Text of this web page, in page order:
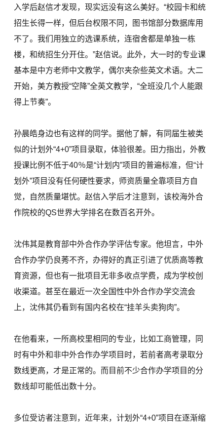
入学后赵信才发现，现实远没有这么美好。“校园卡和统
招生长得一样，但后台权限不同，图书馆部分数据库用
不了。我们用独立的选课系统，连宿舍都是单独一栋
楼，和统招生分开住。”赵信说。此外，大一时的专业课
基本是中方老师中文教学，偶尔夹杂些英文术语。大二
开始，美方教授“空降”全英文教学，“全班没几个人能跟
得上节奏”。
孙晨皓身边也有这样的同学。据他了解，有同届生被类
似的计划外“4+0”项目录取，体验很差。田力指出，外教
授课比例不低于40％是“计划内”项目的普遍标准，但“计
划外”项目没有任何硬性要求，师资质量全靠项目方自
觉，自然质量堪忧。赵信入学后才注意到，该校海外合
作院校的QS世界大学排名在数百名开外。
沈伟其是教育部中外合作办学评估专家。他坦言，中外
合作办学仍良莠不齐，办得好的真正引进了优质高等教
育资源，但也有一批项目无非多收点学费，成为学校创
收渠道。甚至在最近一次全国性中外合作办学交流会
上，沈伟其仍看到有国内名校在“挂羊头卖狗肉”。
在他看来，一所高校里相同的专业，比如工商管理，同
时有中外和非中外合作办学项目时，若前者高考录取分
数线更高，才是正常的。而目前不少合作办学项目的分
数线却可能低出数十分。
多位受访者注意到，近年来，计划外“4+0”项目在逐渐缩